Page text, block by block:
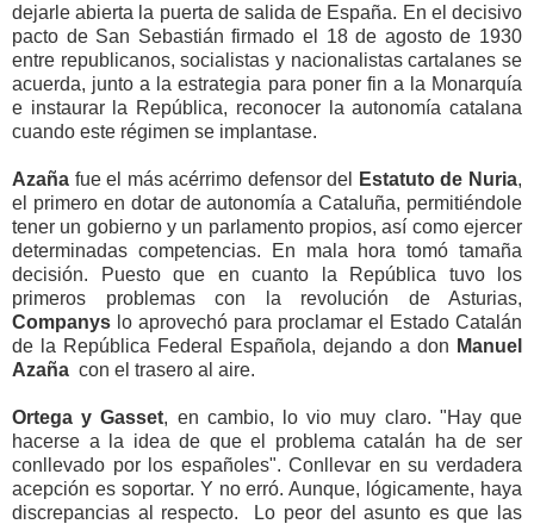
dejarle abierta la puerta de salida de España. En el decisivo
pacto de San Sebastián firmado el 18 de agosto de 1930
entre republicanos, socialistas y nacionalistas cartalanes se
acuerda, junto a la estrategia para poner fin a la Monarquía
e instaurar la República, reconocer la autonomía catalana
cuando este régimen se implantase.
Azaña fue el más acérrimo defensor del Estatuto de Nuria,
el primero en dotar de autonomía a Cataluña, permitiéndole
tener un gobierno y un parlamento propios, así como ejercer
determinadas competencias. En mala hora tomó tamaña
decisión. Puesto que en cuanto la República tuvo los
primeros problemas con la revolución de Asturias,
Companys lo aprovechó para proclamar el Estado Catalán
de la República Federal Española, dejando a don Manuel
Azaña con el trasero al aire.
Ortega y Gasset, en cambio, lo vio muy claro. "Hay que
hacerse a la idea de que el problema catalán ha de ser
conllevado por los españoles". Conllevar en su verdadera
acepción es soportar. Y no erró. Aunque, lógicamente, haya
discrepancias al respecto. Lo peor del asunto es que las